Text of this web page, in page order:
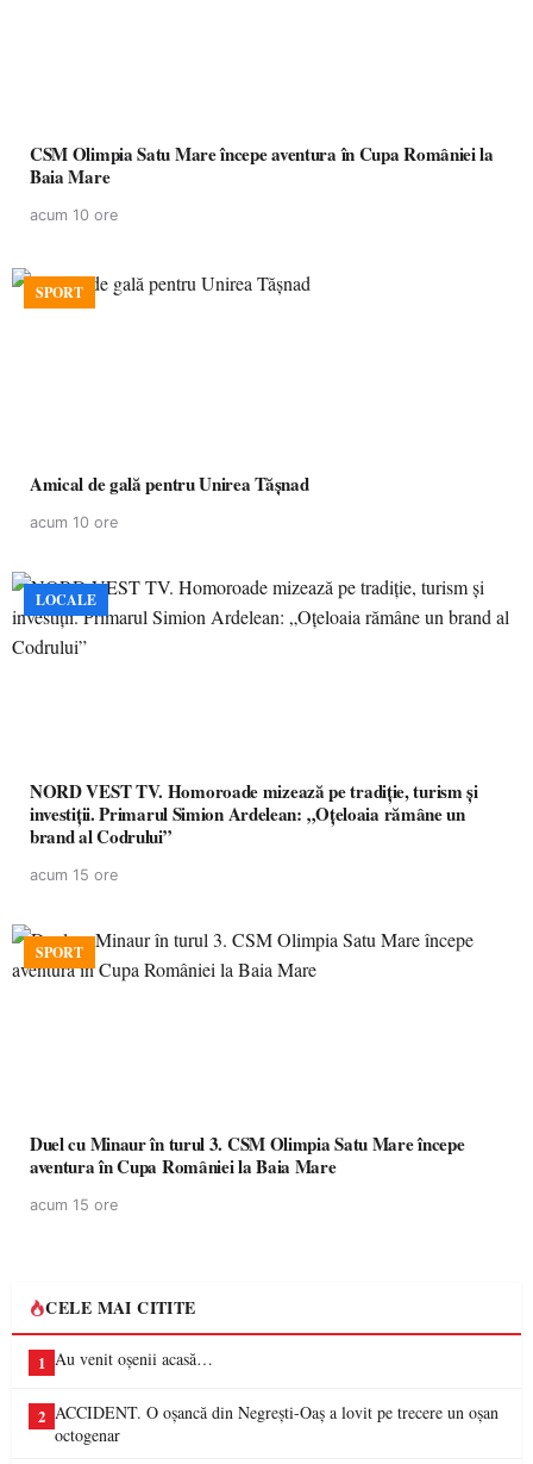
CSM Olimpia Satu Mare începe aventura în Cupa României la
Baia Mare
acum 10 ore
SPORT
Amical de gală pentru Unirea Tășnad
acum 10 ore
LOCALE
NORD VEST TV. Homoroade mizează pe tradiție, turism și
investiții. Primarul Simion Ardelean: „Oțeloaia rămâne un
brand al Codrului”
acum 15 ore
SPORT
Duel cu Minaur în turul 3. CSM Olimpia Satu Mare începe
aventura în Cupa României la Baia Mare
acum 15 ore
CELE MAI CITITE
1 Au venit oșenii acasă…
2 ACCIDENT. O oșancă din Negrești-Oaș a lovit pe trecere un oșan
octogenar